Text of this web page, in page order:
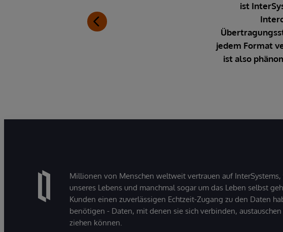
ist
jedem Format
ist also
Millionen von Menschen weltweit vertrauen auf
unseres Lebens und manchmal sogar um das Leben selbst
Kunden einen zuverlässigen Echtzeit-Zugang zu den Daten
benötigen - Daten, mit denen sie sich verbinden,
ziehen können.